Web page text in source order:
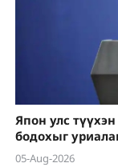
Япон улс түүхэн
бодохыг
05-Aug-2026